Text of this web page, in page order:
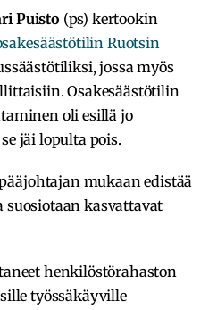
Puisto (ps) kertookin
Ruotsin
jossa myös
Osakesäästötilin
oli esillä jo
jäi lopulta pois.
mukaan edistää
suosiotaan kasvattavat
henkilöstörahaston
työssäkäyville